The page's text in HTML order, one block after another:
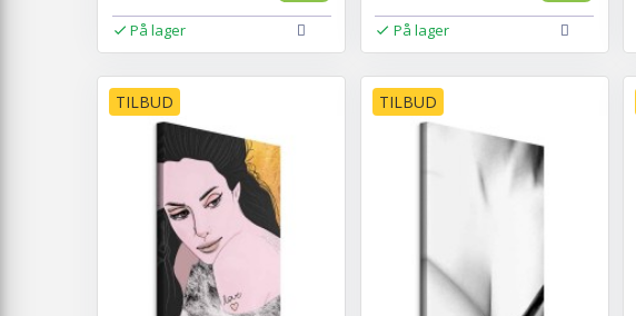
På lager På lager
TILBUD TILBUD